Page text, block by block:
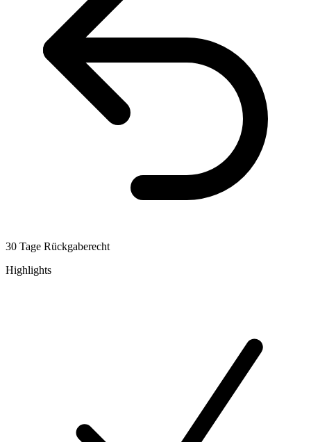
30 Tage Rückgaberecht
Highlights